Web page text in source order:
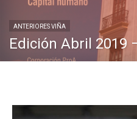
ANTERIORES VIÑA
Edición Abril 2019